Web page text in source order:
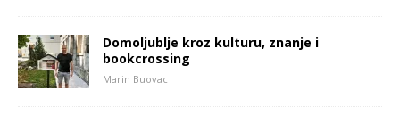
Domoljublje kroz kulturu, znanje i
bookcrossing
Marin Buovac